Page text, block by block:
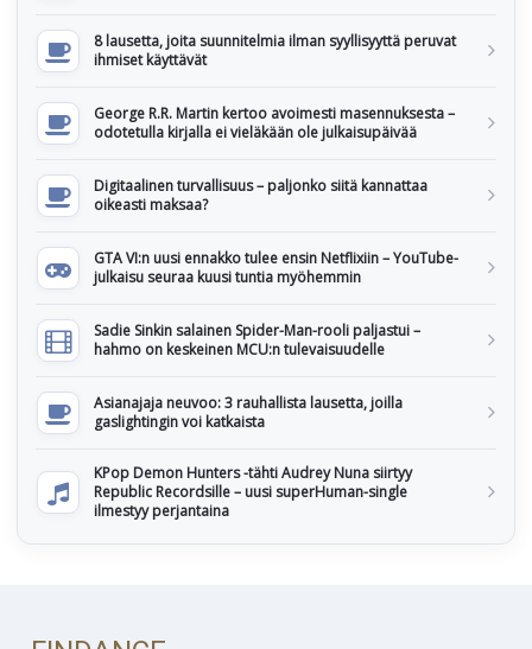
8 lausetta, joita suunnitelmia ilman syyllisyyttä peruvat
ihmiset käyttävät
George R.R. Martin kertoo avoimesti masennuksesta –
odotetulla kirjalla ei vieläkään ole julkaisupäivää
Digitaalinen turvallisuus – paljonko siitä kannattaa
oikeasti maksaa?
GTA VI:n uusi ennakko tulee ensin Netflixiin – YouTube-
julkaisu seuraa kuusi tuntia myöhemmin
Sadie Sinkin salainen Spider-Man-rooli paljastui –
hahmo on keskeinen MCU:n tulevaisuudelle
Asianajaja neuvoo: 3 rauhallista lausetta, joilla
gaslightingin voi katkaista
KPop Demon Hunters -tähti Audrey Nuna siirtyy
Republic Recordsille – uusi superHuman-single
ilmestyy perjantaina